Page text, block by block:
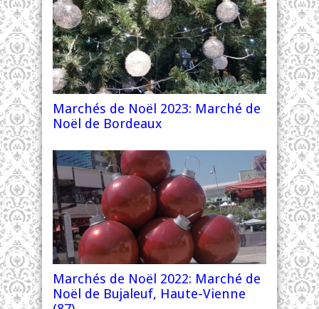
Marchés de Noël 2023: Marché de
Noël de Bordeaux
Marchés de Noël 2022: Marché de
Noël de Bujaleuf, Haute-Vienne